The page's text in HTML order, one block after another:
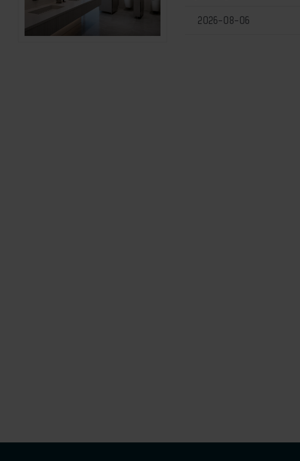
2026-08-06